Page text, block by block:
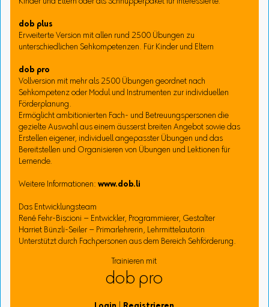
Kinder und Eltern oder als Schnupperpaket für Interessierte.
dob plus
Erweiterte Version mit allen rund 2500 Übungen zu
unterschiedlichen Sehkompetenzen. Für Kinder und Eltern
dob pro
Vollversion mit mehr als 2500 Übungen geordnet nach
Sehkompetenz oder Modul und Instrumenten zur individuellen
Förderplanung.
Ermöglicht ambitionierten Fach- und Betreuungspersonen die
gezielte Auswahl aus einem äusserst breiten Angebot sowie das
Erstellen eigener, individuell angepasster Übungen und das
Bereitstellen und Organisieren von Übungen und Lektionen für
Lernende.
Weitere Informationen:www.dob.li
Das Entwicklungsteam
René Fehr-Biscioni – Entwickler, Programmierer, Gestalter
Harriet Bünzli-Seiler – Primarlehrerin, Lehrmittelautorin
Unterstützt durch Fachpersonen aus dem Bereich Sehförderung.
Trainieren mit
dob pro